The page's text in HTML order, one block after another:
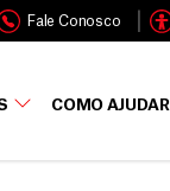
Fale Conosco
COMO AJUDAR